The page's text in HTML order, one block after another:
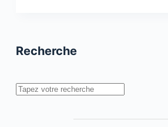
!
Recherche
Rechercher